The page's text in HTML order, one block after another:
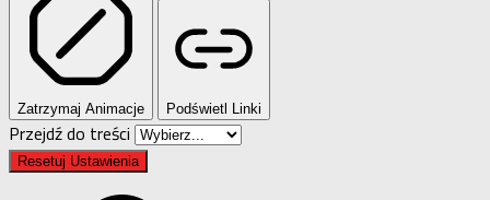
Zatrzymaj Animacje Podświetl Linki
Przejdź do treści
Resetuj Ustawienia